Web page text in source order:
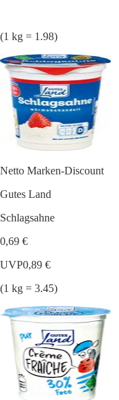
(1 kg = 1.98)
Netto Marken-Discount
Gutes Land
Schlagsahne
0,69 €
UVP0,89 €
(1 kg = 3.45)